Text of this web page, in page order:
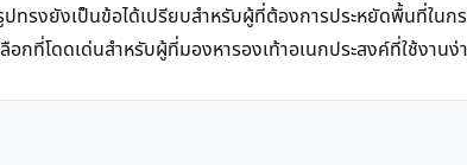
รงยังเป็นข้อได้เปรียบสำหรับผู้ที่ต้องการประหยัดพื้นที่ในกร
กที่โดดเด่นสำหรับผู้ที่มองหารองเท้าอเนกประสงค์ที่ใช้งานง่